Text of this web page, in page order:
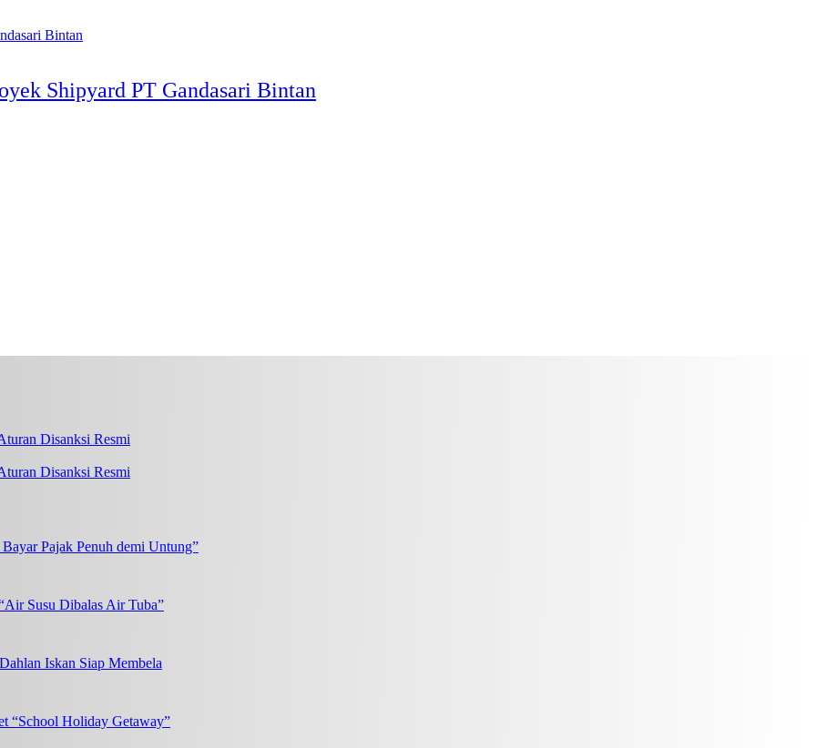
Shipyard PT Gandasari Bintan
Disanksi Resmi
Pajak Penuh demi Untung”
Susu Dibalas Air Tuba”
Iskan Siap Membela
“School Holiday Getaway”